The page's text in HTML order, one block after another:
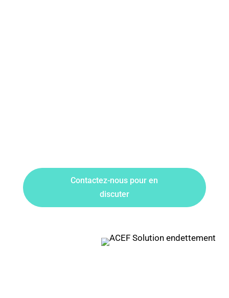
Contactez-nous pour en
discuter